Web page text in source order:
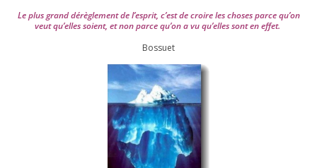
Le plus grand dérè­gle­ment de l’es­prit, c’est de croire les choses parce qu’on
veut qu’elles soient, et non parce qu’on a vu qu’elles sont en effet.
Bossuet